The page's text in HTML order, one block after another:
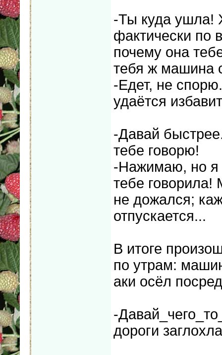
-Ты куда ушла!
фактически по
почему она
тебя ж машина
-Едет, не
удаётся
-Давай
тебе говорю!
-Нажимаю, но я
тебе говорила!
не дожался;
отпускается...
В итоге
по утрам:
аки осёл
-
дороги